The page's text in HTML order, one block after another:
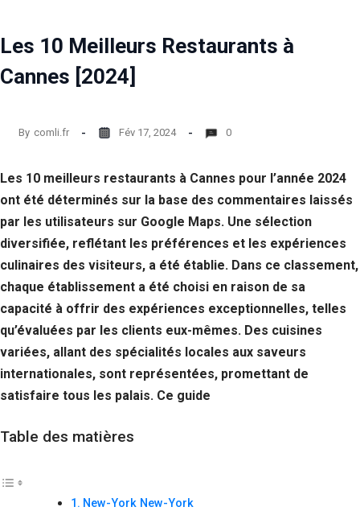
Les 10 Meilleurs Restaurants à
Cannes [2024]
By comli.fr Fév 17, 2024 0
Les 10 meilleurs restaurants à Cannes pour l’année 2024
ont été déterminés sur la base des commentaires laissés
par les utilisateurs sur Google Maps. Une sélection
diversifiée, reflétant les préférences et les expériences
culinaires des visiteurs, a été établie. Dans ce classement,
chaque établissement a été choisi en raison de sa
capacité à offrir des expériences exceptionnelles, telles
qu’évaluées par les clients eux-mêmes. Des cuisines
variées, allant des spécialités locales aux saveurs
internationales, sont représentées, promettant de
satisfaire tous les palais. Ce guide
Table des matières
New-York New-York